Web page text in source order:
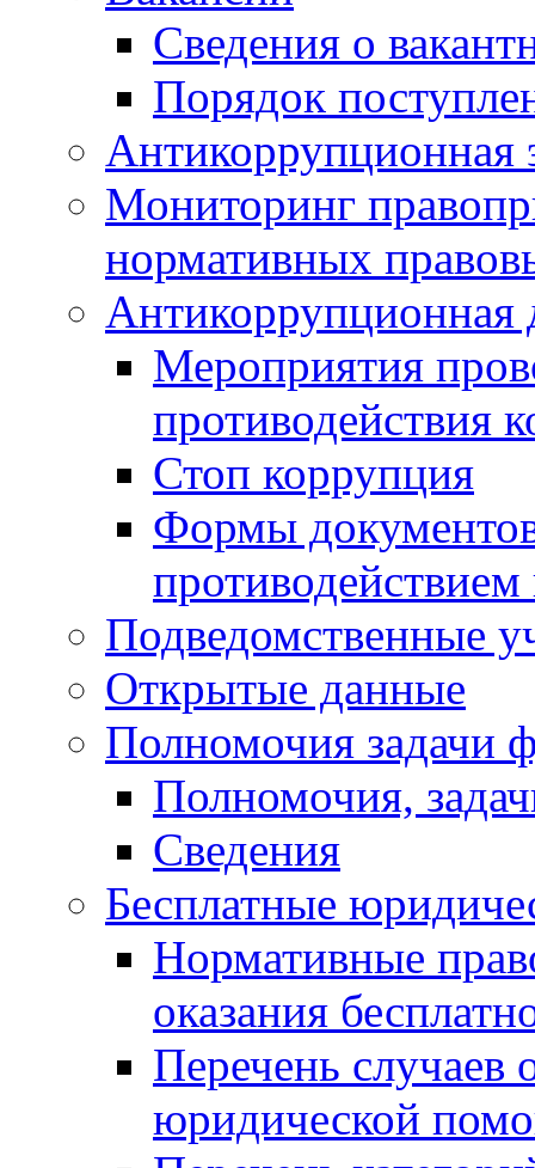
Сведения о
Порядок
Антикоррупционная
Мониторинг
нормативных
Антикоррупционная
Мероприятия
противодействия
Стоп коррупция
Формы
Подведомственные
Открытые данные
Полномочия задачи
Полномочия,
Сведения
Бесплатные
Нормативные
оказания
Перечень случаев
юридической